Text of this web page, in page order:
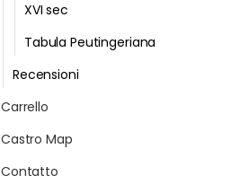
XVI sec
Tabula Peutingeriana
Recensioni
Carrello
Castro Map
Contatto